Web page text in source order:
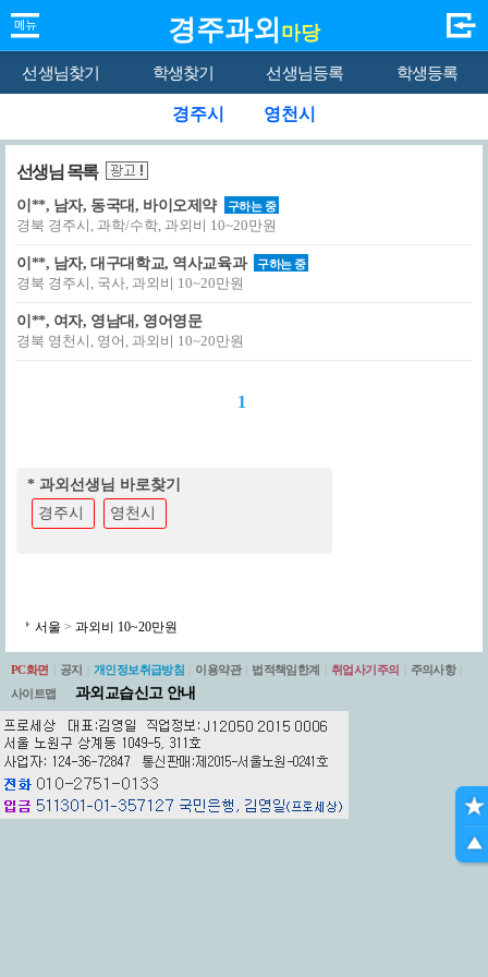
경주과외 마당
선생님찾기 학생찾기 선생님등록 학생등록
경주시 영천시
선생님 목록
이**, 남자, 동국대, 바이오제약 구하는 중
경북 경주시, 과학/수학, 과외비 10~20만원
이**, 남자, 대구대학교, 역사교육과 구하는 중
경북 경주시, 국사, 과외비 10~20만원
이**, 여자, 영남대, 영어영문
경북 영천시, 영어, 과외비 10~20만원
1
* 과외선생님 바로찾기
경주시
영천시
서울 > 과외비 10~20만원
PC화면 공지 개인정보취급방침 이용약관 법적책임한계 취업사기주의 주의사항
사이트맵
과외교습신고 안내